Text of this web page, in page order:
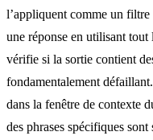
l’appliquent comme un
une réponse en utilisant
vérifie si la sortie contient
fondamentalement
dans la fenêtre de contexte
des phrases spécifiques